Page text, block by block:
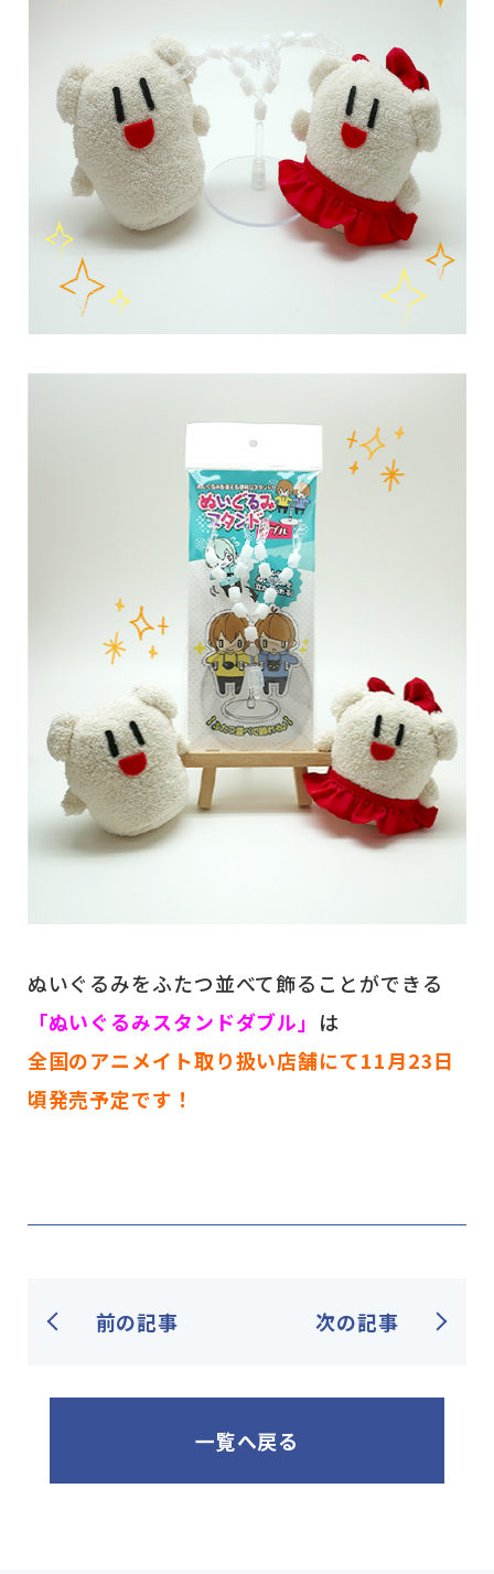
ぬいぐるみをふたつ並べて飾ることができる
「ぬいぐるみスタンドダブル」 は
全国のアニメイト取り扱い店舗にて11月23日
頃発売予定です！
前の記事
一覧へ戻る
次の記事